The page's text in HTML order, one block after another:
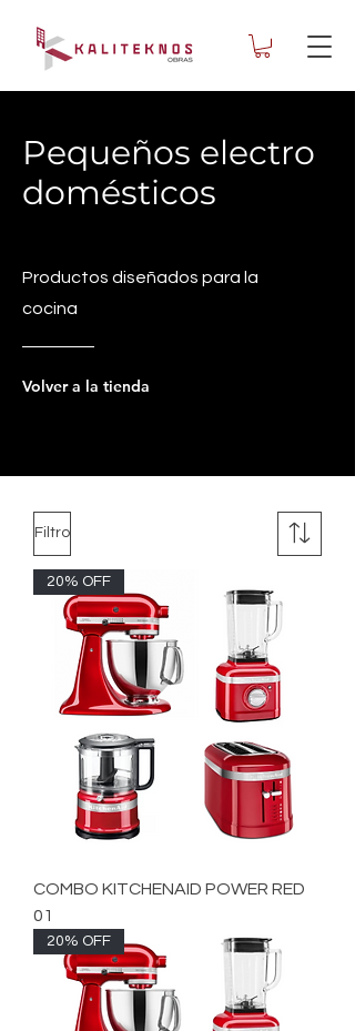
Pequeños electro
domésticos
Productos diseñados para la
cocina
Volver a la tienda
Filtro
20% OFF
COMBO KITCHENAID POWER RED
01
20% OFF